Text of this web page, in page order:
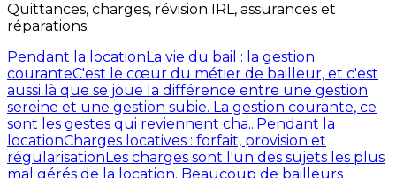
Quittances, charges, révision IRL, assurances et
réparations.
Pendant la locationLa vie du bail : la gestion
couranteC'est le cœur du métier de bailleur, et c'est
aussi là que se joue la différence entre une gestion
sereine et une gestion subie. La gestion courante, ce
sont les gestes qui reviennent cha...Pendant la
locationCharges locatives : forfait, provision et
régularisationLes charges sont l'un des sujets les plus
mal gérés de la location. Beaucoup de bailleurs